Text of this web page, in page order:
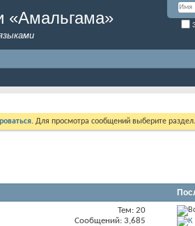
«Амальгама»
. Для просмотра сообщений выберите раздел.
Тем: 20
Сообщений: 3,685